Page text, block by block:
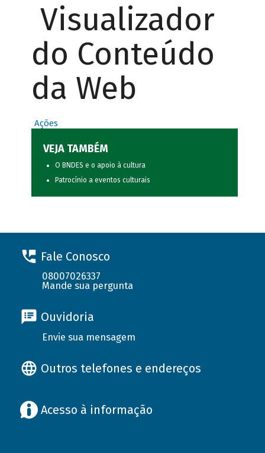
Visualizador
do Conteúdo
da Web
Ações
VEJA TAMBÉM
O BNDES e o apoio à cultura
Patrocínio a eventos culturais
Fale Conosco
08007026337
Mande sua pergunta
Ouvidoria
Envie sua mensagem
Outros telefones e endereços
Acesso à informação